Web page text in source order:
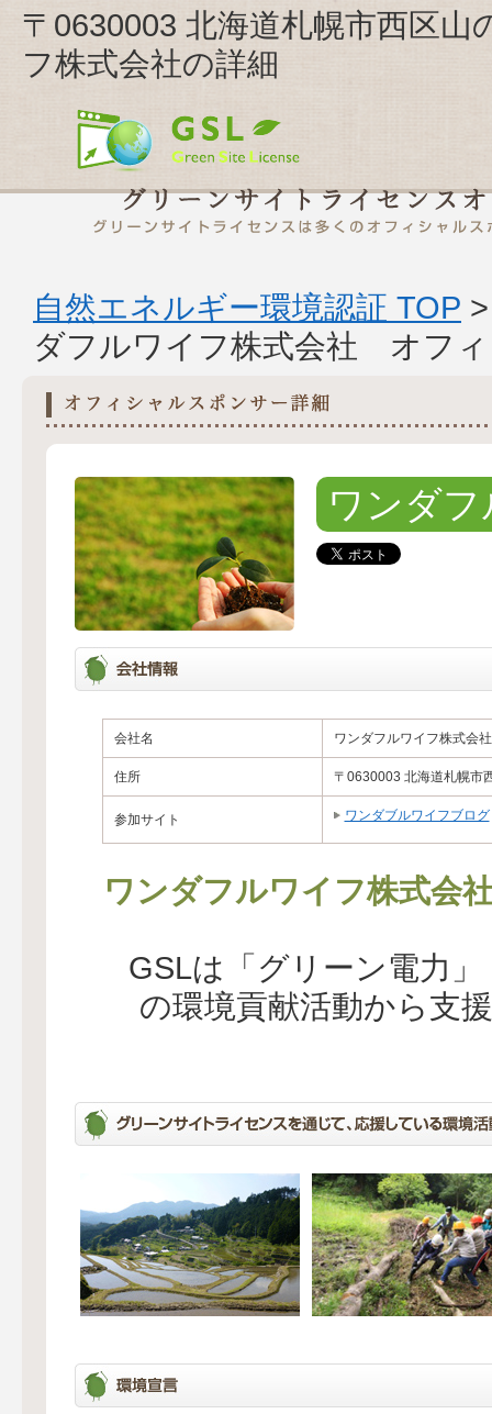
〒0630003 北海道札幌市西区
フ株式会社の詳細
自然エネルギー環境認証 TOP
ダフルワイフ株式会社 オフ
ワンダ
会社名 ワンダフルワイフ株式会社
住所 〒0630003 北海道札幌市
参加サイト ワンダブルワイフブログ
ワンダフルワイフ株式会
GSLは「グリーン電力
の環境貢献活動から支